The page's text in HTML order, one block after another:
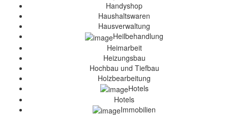
Handyshop
Haushaltswaren
Hausverwaltung
Heilbehandlung
Heimarbeit
Heizungsbau
Hochbau und Tiefbau
Holzbearbeitung
Hotels
Hotels
Immobilien